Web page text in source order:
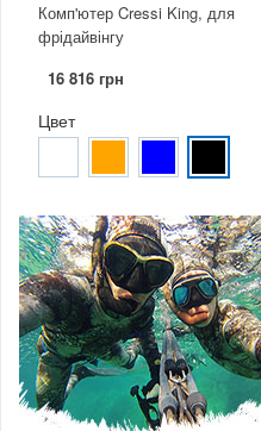
Комп'ютер Cressi King, для
фрідайвінгу
16 816 грн
Цвет